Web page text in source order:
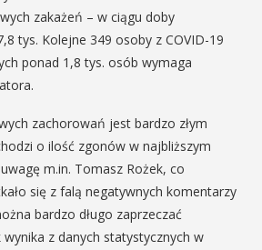
zakażeń – w ciągu doby
tys. Kolejne 349 osoby z COVID-19
ponad 1,8 tys. osób wymaga
zachorowań jest bardzo złym
o ilość zgonów w najbliższym
m.in. Tomasz Rożek, co
się z falą negatywnych komentarzy
bardzo długo zaprzeczać
wynika z danych statystycznych w